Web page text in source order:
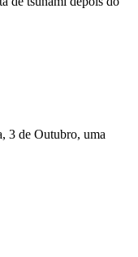
3 de Outubro, uma